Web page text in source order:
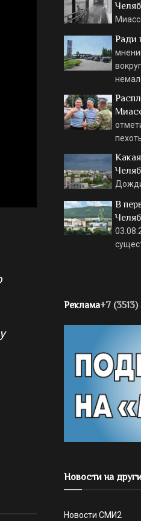
Ради
В
Реклама+7
Новости на
Новости СМИ2